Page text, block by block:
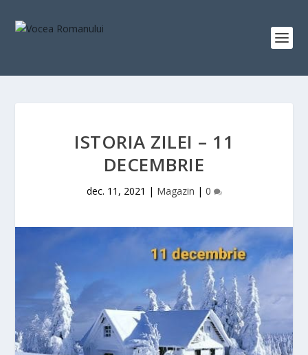
ISTORIA ZILEI – 11
DECEMBRIE
dec. 11, 2021 | Magazin | 0